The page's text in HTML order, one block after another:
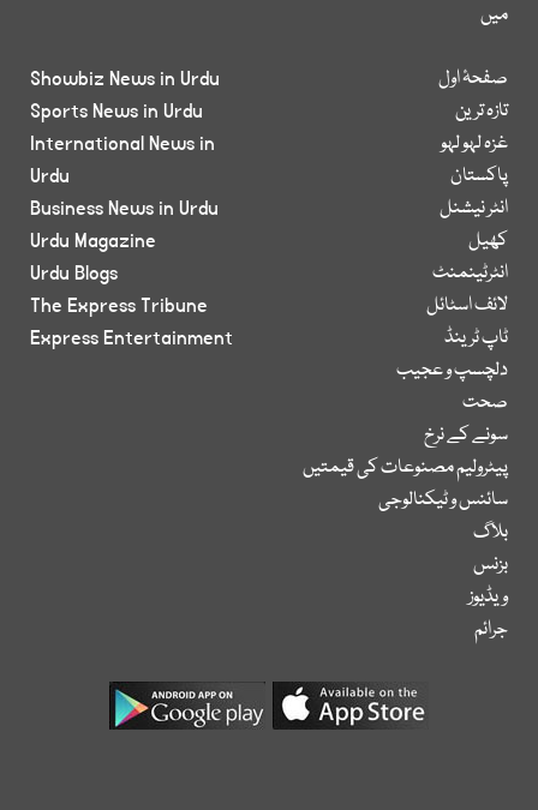
میں
صفحۂ اول
تازہ ترین
غزہ لہو لہو
پاکستان
انٹر نیشنل
کھیل
انٹرٹینمنٹ
لائف اسٹائل
ٹاپ ٹرینڈ
دلچسپ و عجیب
صحت
سونے کے نرخ
پیٹرولیم مصنوعات کی قیمتیں
سائنس و ٹیکنالوجی
بلاگ
بزنس
ویڈیوز
جرائم
Showbiz News in Urdu
Sports News in Urdu
International News in
Urdu
Business News in Urdu
Urdu Magazine
Urdu Blogs
The Express Tribune
Express Entertainment